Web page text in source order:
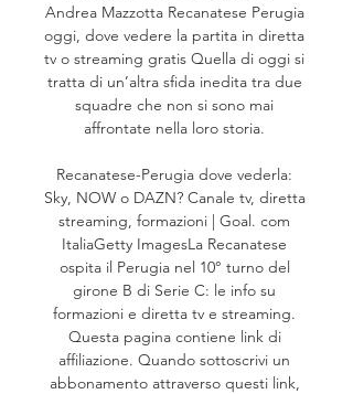
Andrea Mazzotta Recanatese Perugia
oggi, dove vedere la partita in diretta
tv o streaming gratis Quella di oggi si
tratta di un’altra sfida inedita tra due
squadre che non si sono mai
affrontate nella loro storia.
Recanatese-Perugia dove vederla:
Sky, NOW o DAZN? Canale tv, diretta
streaming, formazioni | Goal. com
ItaliaGetty ImagesLa Recanatese
ospita il Perugia nel 10° turno del
girone B di Serie C: le info su
formazioni e diretta tv e streaming.
Questa pagina contiene link di
affiliazione. Quando sottoscrivi un
abbonamento attraverso questi link,